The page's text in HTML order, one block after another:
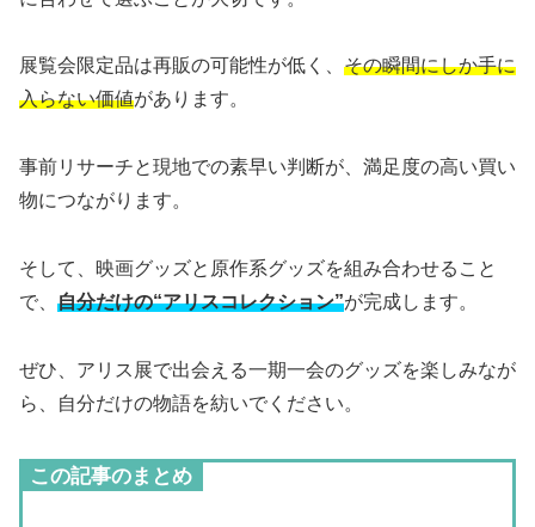
展覧会限定品は再販の可能性が低く、 その瞬間にしか手に
入らない価値があります。
事前リサーチと現地での素早い判断が、満足度の高い買い
物につながります。
そして、映画グッズと原作系グッズを組み合わせること
で、 自分だけの“アリスコレクション”が完成します。
ぜひ、アリス展で出会える一期一会のグッズを楽しみなが
ら、自分だけの物語を紡いでください。
この記事のまとめ